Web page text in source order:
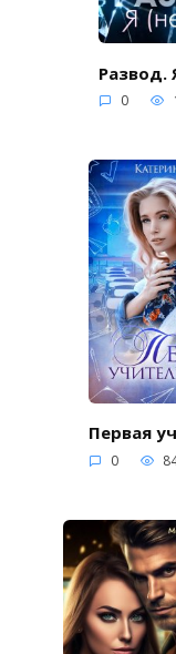
Развод.
0
Первая
0